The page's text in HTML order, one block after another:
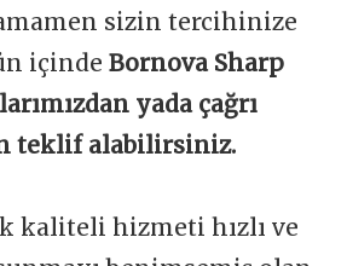
sizin tercihinize
içinde Bornova Sharp
yada çağrı
teklif alabilirsiniz.
kaliteli hizmeti hızlı ve